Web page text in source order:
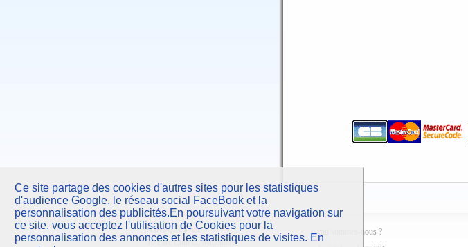
Ce site partage des cookies d'autres sites pour les statistiques
d'audience Google, le réseau social FaceBook et la
personnalisation des publicités.En poursuivant votre navigation sur
ce site, vous acceptez l'utilisation de Cookies pour la
personnalisation des annonces et les statistiques de visites. En
AstroQuicksarl
10 Parc Club du Millénaire
qui sommes-nous ?